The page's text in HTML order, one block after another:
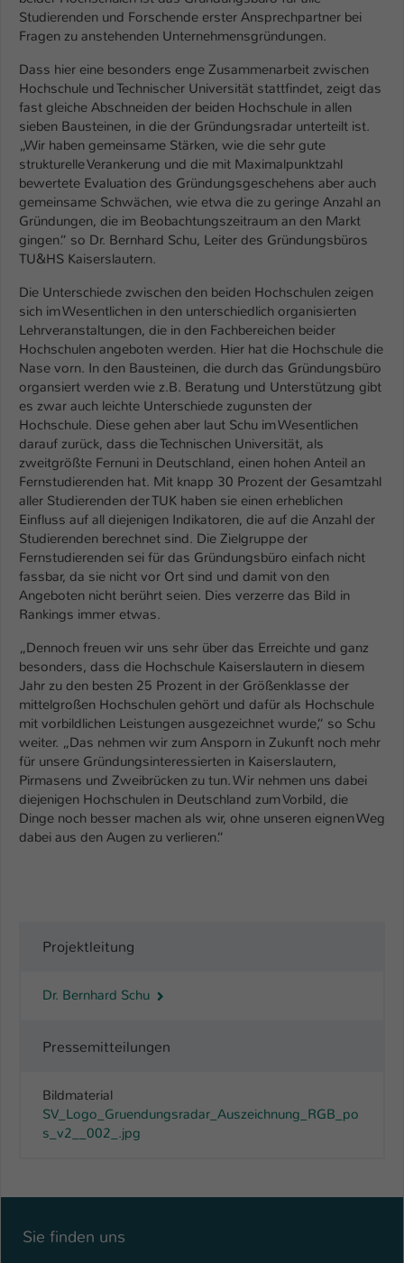
Studierenden und Forschende erster Ansprechpartner bei
Fragen zu anstehenden Unternehmensgründungen.
Dass hier eine besonders enge Zusammenarbeit zwischen
Hochschule und Technischer Universität stattfindet, zeigt das
fast gleiche Abschneiden der beiden Hochschule in allen
sieben Bausteinen, in die der Gründungsradar unterteilt ist.
„Wir haben gemeinsame Stärken, wie die sehr gute
strukturelle Verankerung und die mit Maximalpunktzahl
bewertete Evaluation des Gründungsgeschehens aber auch
gemeinsame Schwächen, wie etwa die zu geringe Anzahl an
Gründungen, die im Beobachtungszeitraum an den Markt
gingen.“ so Dr. Bernhard Schu, Leiter des Gründungsbüros
TU&HS Kaiserslautern.
Die Unterschiede zwischen den beiden Hochschulen zeigen
sich im Wesentlichen in den unterschiedlich organisierten
Lehrveranstaltungen, die in den Fachbereichen beider
Hochschulen angeboten werden. Hier hat die Hochschule die
Nase vorn. In den Bausteinen, die durch das Gründungsbüro
organsiert werden wie z.B. Beratung und Unterstützung gibt
es zwar auch leichte Unterschiede zugunsten der
Hochschule. Diese gehen aber laut Schu im Wesentlichen
darauf zurück, dass die Technischen Universität, als
zweitgrößte Fernuni in Deutschland, einen hohen Anteil an
Fernstudierenden hat. Mit knapp 30 Prozent der Gesamtzahl
aller Studierenden der TUK haben sie einen erheblichen
Einfluss auf all diejenigen Indikatoren, die auf die Anzahl der
Studierenden berechnet sind. Die Zielgruppe der
Fernstudierenden sei für das Gründungsbüro einfach nicht
fassbar, da sie nicht vor Ort sind und damit von den
Angeboten nicht berührt seien. Dies verzerre das Bild in
Rankings immer etwas.
„Dennoch freuen wir uns sehr über das Erreichte und ganz
besonders, dass die Hochschule Kaiserslautern in diesem
Jahr zu den besten 25 Prozent in der Größenklasse der
mittelgroßen Hochschulen gehört und dafür als Hochschule
mit vorbildlichen Leistungen ausgezeichnet wurde,“ so Schu
weiter. „Das nehmen wir zum Ansporn in Zukunft noch mehr
für unsere Gründungsinteressierten in Kaiserslautern,
Pirmasens und Zweibrücken zu tun. Wir nehmen uns dabei
diejenigen Hochschulen in Deutschland zum Vorbild, die
Dinge noch besser machen als wir, ohne unseren eignen Weg
dabei aus den Augen zu verlieren.“
Projektleitung
Dr. Bernhard Schu
Pressemitteilungen
Bildmaterial
SV_Logo_Gruendungsradar_Auszeichnung_RGB_po
s_v2__002_.jpg
Sie finden uns